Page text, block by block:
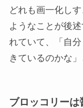
どれも画一化し
ようなことが後
れていて、「自
きているのかな
ブロッコリーは